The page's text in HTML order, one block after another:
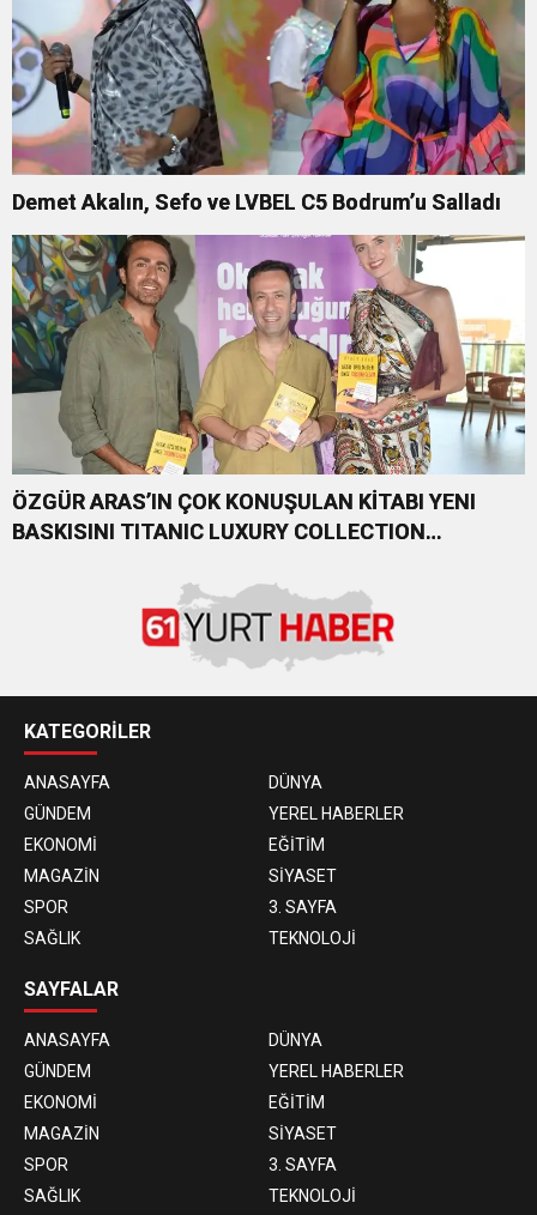
Demet Akalın, Sefo ve LVBEL C5 Bodrum’u Salladı
ÖZGÜR ARAS’IN ÇOK KONUŞULAN KİTABI YENI
BASKISINI TITANIC LUXURY COLLECTION
KATEGORİLER
ANASAYFA
DÜNYA
GÜNDEM
YEREL HABERLER
EKONOMİ
EĞİTİM
MAGAZİN
SİYASET
SPOR
3. SAYFA
SAĞLIK
TEKNOLOJİ
SAYFALAR
ANASAYFA
DÜNYA
GÜNDEM
YEREL HABERLER
EKONOMİ
EĞİTİM
MAGAZİN
SİYASET
SPOR
3. SAYFA
SAĞLIK
TEKNOLOJİ